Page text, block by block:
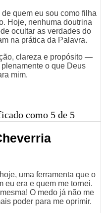
quem eu sou como filha
Hoje, nenhuma doutrina
ocultar as verdades do
na prática da Palavra.
clareza e propósito —
o que Deus
mim.
como 5 de 5
uma ferramenta que o
eu era e quem me tornei.
O medo já não me
poder para me oprimir.